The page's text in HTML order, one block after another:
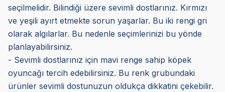
seçilmelidir. Bilindiği üzere sevimli dostlarınız. Kırmızı
ve yeşili ayırt etmekte sorun yaşarlar. Bu iki rengi gri
olarak algılarlar. Bu nedenle seçimlerinizi bu yönde
planlayabilirsiniz.
- Sevimli dostlarınız için mavi renge sahip köpek
oyuncağı tercih edebilirsiniz. Bu renk grubundaki
ürünler sevimli dostunuzun oldukça dikkatini çekebilir.